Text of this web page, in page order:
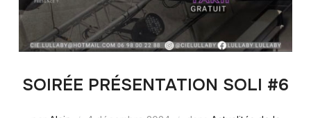
SOIRÉE PRÉSENTATION SOLI #6